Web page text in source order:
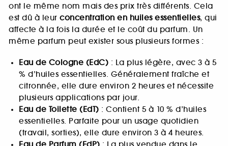
ont le même nom mais des prix très différents. Cela
est dû à leur concentration en huiles essentielles, qui
affecte à la fois la durée et le coût du parfum. Un
même parfum peut exister sous plusieurs formes :
Eau de Cologne (EdC) : La plus légère, avec 3 à 5
% d’huiles essentielles. Généralement fraîche et
citronnée, elle dure environ 2 heures et nécessite
plusieurs applications par jour.
Eau de Toilette (EdT) : Contient 5 à 10 % d’huiles
essentielles. Parfaite pour un usage quotidien
(travail, sorties), elle dure environ 3 à 4 heures.